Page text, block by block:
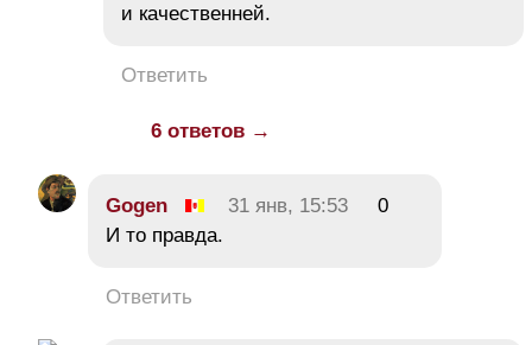
и качественней.
Ответить
6 ответов →
Gogen 31 янв, 15:53
0
И то правда.
Ответить